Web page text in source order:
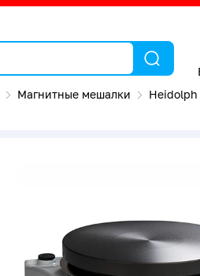
Магнитные мешалки Heidolph